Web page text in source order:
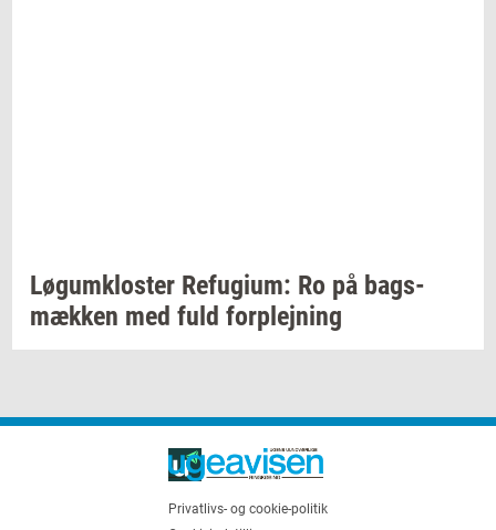
Løgum­klo­ster Re­fu­gi­um: Ro på bags­
mæk­ken med fuld for­plej­ning
Privatlivs- og cookie-politik